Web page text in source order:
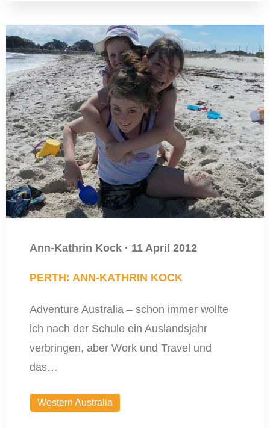
Ann-Kathrin Kock · 11 April 2012
PERTH: ANN-KATHRIN KOCK
Adventure Australia – schon immer wollte
ich nach der Schule ein Auslandsjahr
verbringen, aber Work und Travel und
das…
Western Australia